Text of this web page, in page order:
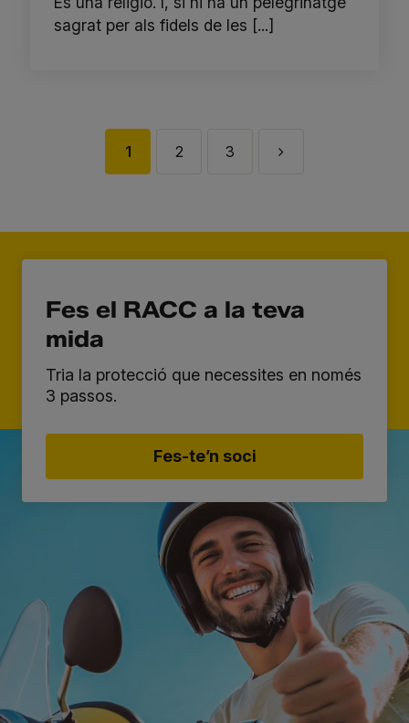
sagrat per als fidels de les [...]
1 2 3
Fes el RACC a la teva
mida
Tria la protecció que necessites en només
3 passos.
Fes-te’n soci